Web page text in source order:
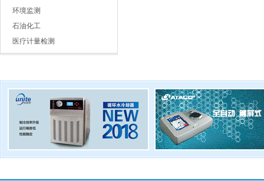
环境监测
石油化工
医疗计量检测